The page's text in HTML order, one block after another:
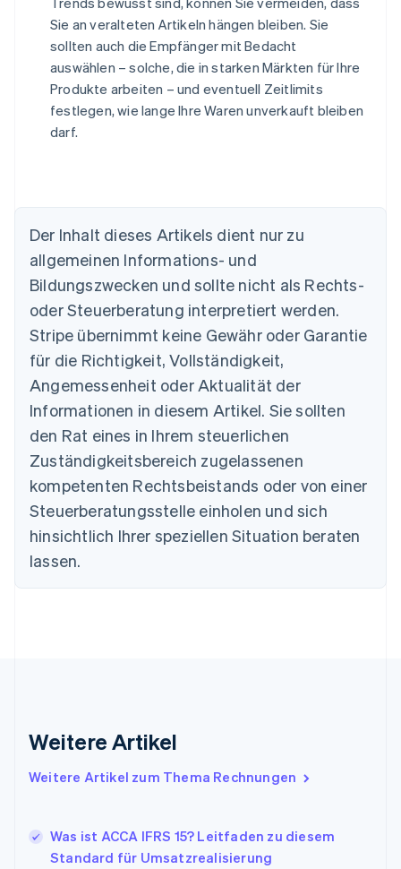
Sie an veralteten Artikeln hängen bleiben. Sie
sollten auch die Empfänger mit Bedacht
auswählen – solche, die in starken Märkten für Ihre
Produkte arbeiten – und eventuell Zeitlimits
festlegen, wie lange Ihre Waren unverkauft bleiben
darf.
Der Inhalt dieses Artikels dient nur zu
allgemeinen Informations- und
Bildungszwecken und sollte nicht als Rechts-
oder Steuerberatung interpretiert werden.
Stripe übernimmt keine Gewähr oder Garantie
für die Richtigkeit, Vollständigkeit,
Angemessenheit oder Aktualität der
Informationen in diesem Artikel. Sie sollten
den Rat eines in Ihrem steuerlichen
Zuständigkeitsbereich zugelassenen
kompetenten Rechtsbeistands oder von einer
Steuerberatungsstelle einholen und sich
hinsichtlich Ihrer speziellen Situation beraten
lassen.
Weitere Artikel
Weitere Artikel zum Thema Rechnungen
Was ist ACCA IFRS 15? Leitfaden zu diesem
Standard für Umsatzrealisierung
Australien
English
Nederlands FrançaisDeutschEnglish
Brasilien
English
Bulgarien
English
Dänemark
Deutschland
DeutschEnglish
Estland
English
Festlandchina
简体中文
EnglishSvenska
English
English
Japan
日本語 English